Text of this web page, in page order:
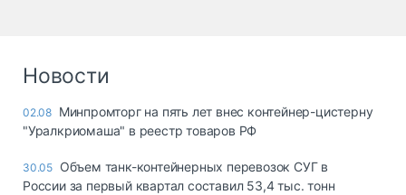
опасные грузы
страхование
Новости
02.08 Минпромторг на пять лет внес контейнер-цистерну
"Уралкриомаша" в реестр товаров РФ
30.05 Объем танк-контейнерных перевозок СУГ в
России за первый квартал составил 53,4 тыс. тонн